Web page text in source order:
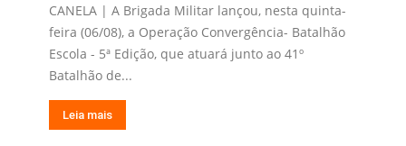
CANELA | A Brigada Militar lançou, nesta quinta-
feira (06/08), a Operação Convergência- Batalhão
Escola - 5ª Edição, que atuará junto ao 41º
Batalhão de...
Leia mais